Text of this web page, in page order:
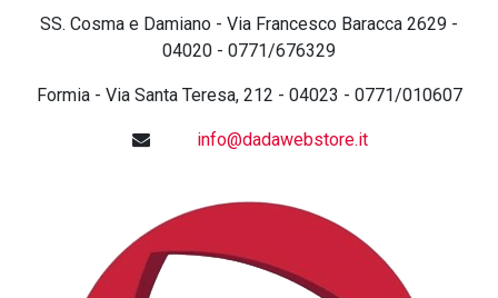
SS. Cosma e Damiano - Via Francesco Baracca 2629 -
04020 - 0771/676329
Formia - Via Santa Teresa, 212 - 04023 - 0771/010607
info@dadawebstore.it